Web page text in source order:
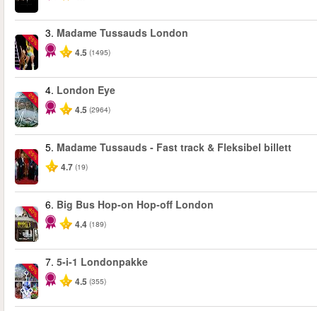
-25%
3. Madame Tussauds London
4.5 (1495)
-25%
4. London Eye
4.5 (2964)
-25%
5. Madame Tussauds - Fast track & Fleksibel billett
4.7 (19)
-40%
6. Big Bus Hop-on Hop-off London
4.4 (189)
-60%
7. 5-i-1 Londonpakke
4.5 (355)